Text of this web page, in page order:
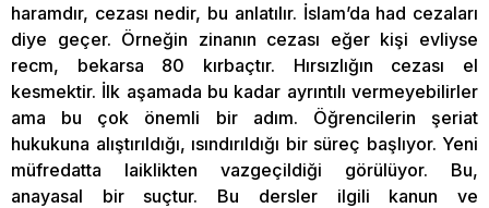
haramdır, cezası nedir, bu anlatılır. İslam’da had cezaları
diye geçer. Örneğin zinanın cezası eğer kişi evliyse
recm, bekarsa 80 kırbaçtır. Hırsızlığın cezası el
kesmektir. İlk aşamada bu kadar ayrıntılı vermeyebilirler
ama bu çok önemli bir adım. Öğrencilerin şeriat
hukukuna alıştırıldığı, ısındırıldığı bir süreç başlıyor. Yeni
müfredatta laiklikten vazgeçildiği görülüyor. Bu,
anayasal bir suçtur. Bu dersler ilgili kanun ve